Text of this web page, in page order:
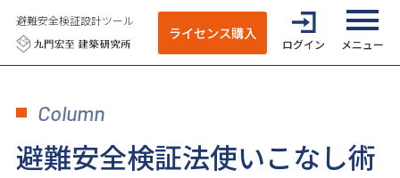
避難安全検証設計ツール
ライセンス購入
ログイン
全てのメニ
Column
避難安全検証法使いこなし術